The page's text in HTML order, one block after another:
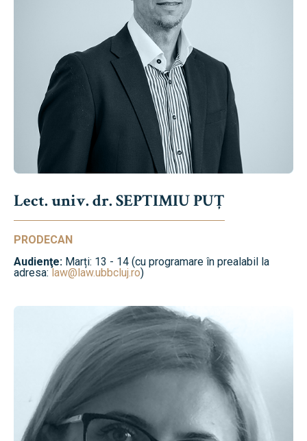
Lect. univ. dr. SEPTIMIU PUȚ
PRODECAN
Audienţe: Marți: 13 - 14 (cu programare în prealabil la
adresa:law@law.ubbcluj.ro)